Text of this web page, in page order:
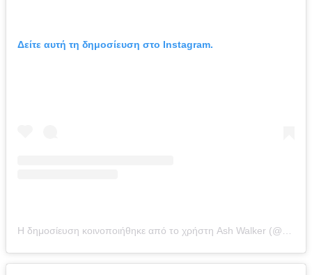
Δείτε αυτή τη δημοσίευση στο Instagram.
Η δημοσίευση κοινοποιήθηκε από το χρήστη Ash Walker (@walker_ash)